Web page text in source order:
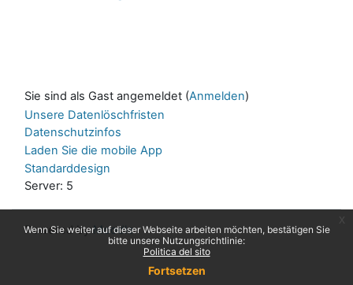
Wenn Sie weiter auf dieser Webseite arbeiten möchten, bestätigen Sie
bitte unsere Nutzungsrichtlinie:
Politica del sito
Fortsetzen
Sie sind als Gast angemeldet (Anmelden)
Unsere Datenlöschfristen
Datenschutzinfos
Laden Sie die mobile App
Standarddesign
Server: 5
Powered byMoodle